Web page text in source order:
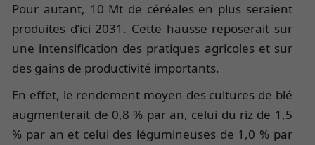
Pour autant, 10 Mt de céréales en plus seraient
produites d’ici 2031. Cette hausse reposerait sur
une intensification des pratiques agricoles et sur
des gains de productivité importants.
En effet, le rendement moyen des cultures de blé
augmenterait de 0,8 % par an, celui du riz de 1,5
% par an et celui des légumineuses de 1,0 % par